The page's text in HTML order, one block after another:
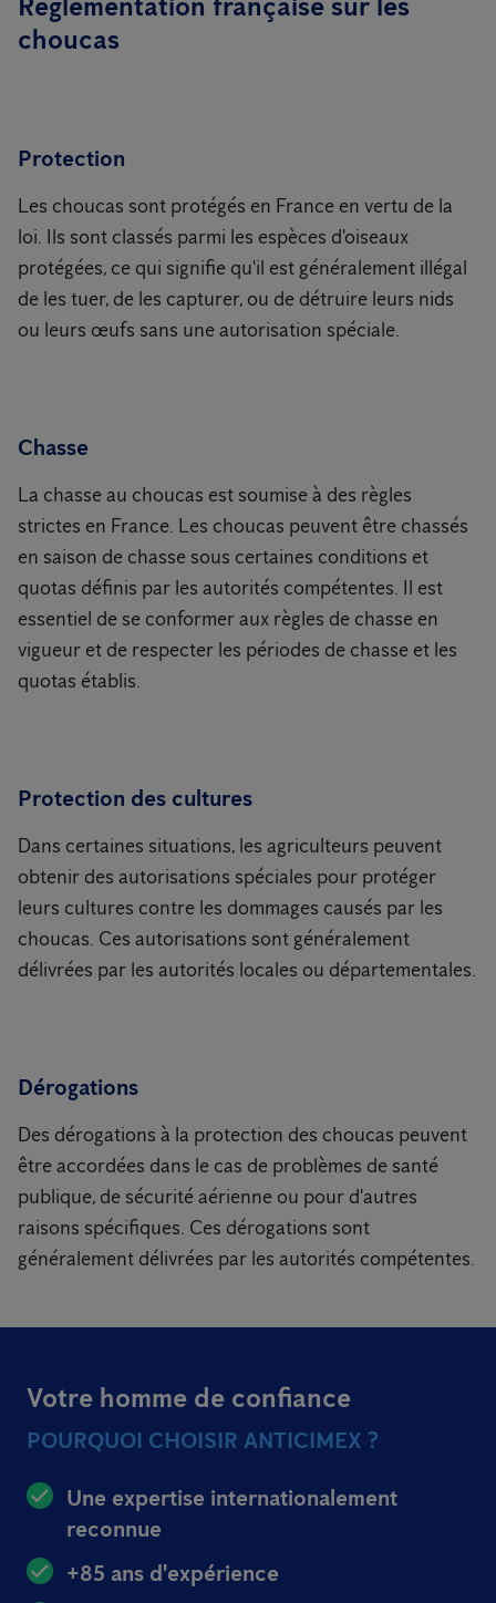
choucas
Protection
Les choucas sont protégés en France en vertu de la
loi. Ils sont classés parmi les espèces d'oiseaux
protégées, ce qui signifie qu'il est généralement illégal
de les tuer, de les capturer, ou de détruire leurs nids
ou leurs œufs sans une autorisation spéciale.
Chasse
La chasse au choucas est soumise à des règles
strictes en France. Les choucas peuvent être chassés
en saison de chasse sous certaines conditions et
quotas définis par les autorités compétentes. Il est
essentiel de se conformer aux règles de chasse en
vigueur et de respecter les périodes de chasse et les
quotas établis.
Protection des cultures
Dans certaines situations, les agriculteurs peuvent
obtenir des autorisations spéciales pour protéger
leurs cultures contre les dommages causés par les
choucas. Ces autorisations sont généralement
délivrées par les autorités locales ou départementales.
Dérogations
Des dérogations à la protection des choucas peuvent
être accordées dans le cas de problèmes de santé
publique, de sécurité aérienne ou pour d'autres
raisons spécifiques. Ces dérogations sont
généralement délivrées par les autorités compétentes.
Votre homme de confiance
POURQUOI CHOISIR ANTICIMEX ?
Une expertise internationalement
reconnue
+85 ans d'expérience